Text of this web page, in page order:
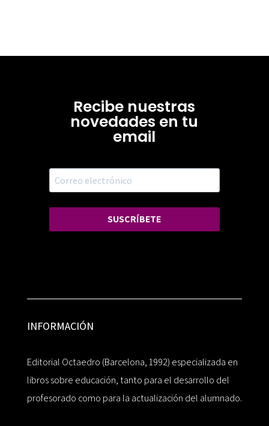
Recibe nuestras
novedades en tu
email
SUSCRÍBETE
INFORMACIÓN
Editorial Octaedro (Barcelona, 1992) especializada en
libros sobre educación, tanto para el desarrollo del
profesorado como para la actualización del alumnado.